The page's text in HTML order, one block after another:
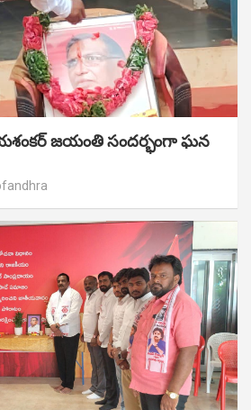
జయంతి సందర్భంగా ఘన